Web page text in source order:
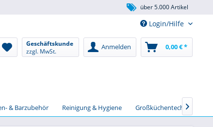
über 5.000 Artikel
Login/Hilfe
Geschäftskunde
zzgl. MwSt.
Anmelden 0,00 € *
& Barzubehör Reinigung & Hygiene Großküchentechnik
